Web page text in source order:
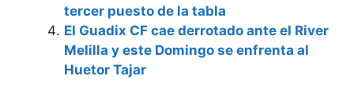
tercer puesto de la tabla
El Guadix CF cae derrotado ante el River
Melilla y este Domingo se enfrenta al
Huetor Tajar